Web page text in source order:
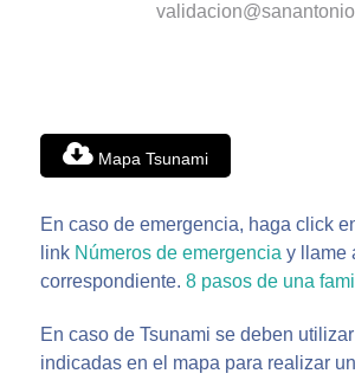
Mapa Tsunami
En caso de emergencia, haga click
link Números de emergencia y llame
correspondiente. 8 pasos de una
En caso de Tsunami se deben
indicadas en el mapa para realizar